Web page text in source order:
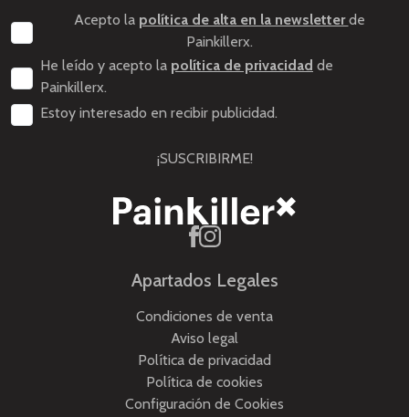
Acepto la política de alta en la newsletterde
Painkillerx.
He leído y acepto la política de privacidad de
Painkillerx.
Estoy interesado en recibir publicidad.
¡SUSCRIBIRME!
Apartados Legales
Condiciones de venta
Aviso legal
Política de privacidad
Política de cookies
Configuración de Cookies